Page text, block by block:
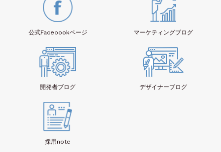
公式Facebookページ マーケティングブログ
開発者ブログ デザイナーブログ
採用note